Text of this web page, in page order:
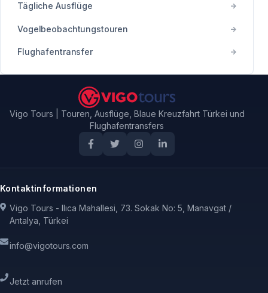
Tägliche Ausflüge
Vogelbeobachtungstouren
Flughafentransfer
Vigo Tours | Touren, Ausflüge, Blaue Kreuzfahrt Türkei und
Flughafentransfers
Kontaktinformationen
Vigo Tours - Ilıca Mahallesi, 73. Sokak No: 5, Manavgat /
Antalya, Türkei
info@vigotours.com
Jetzt anrufen